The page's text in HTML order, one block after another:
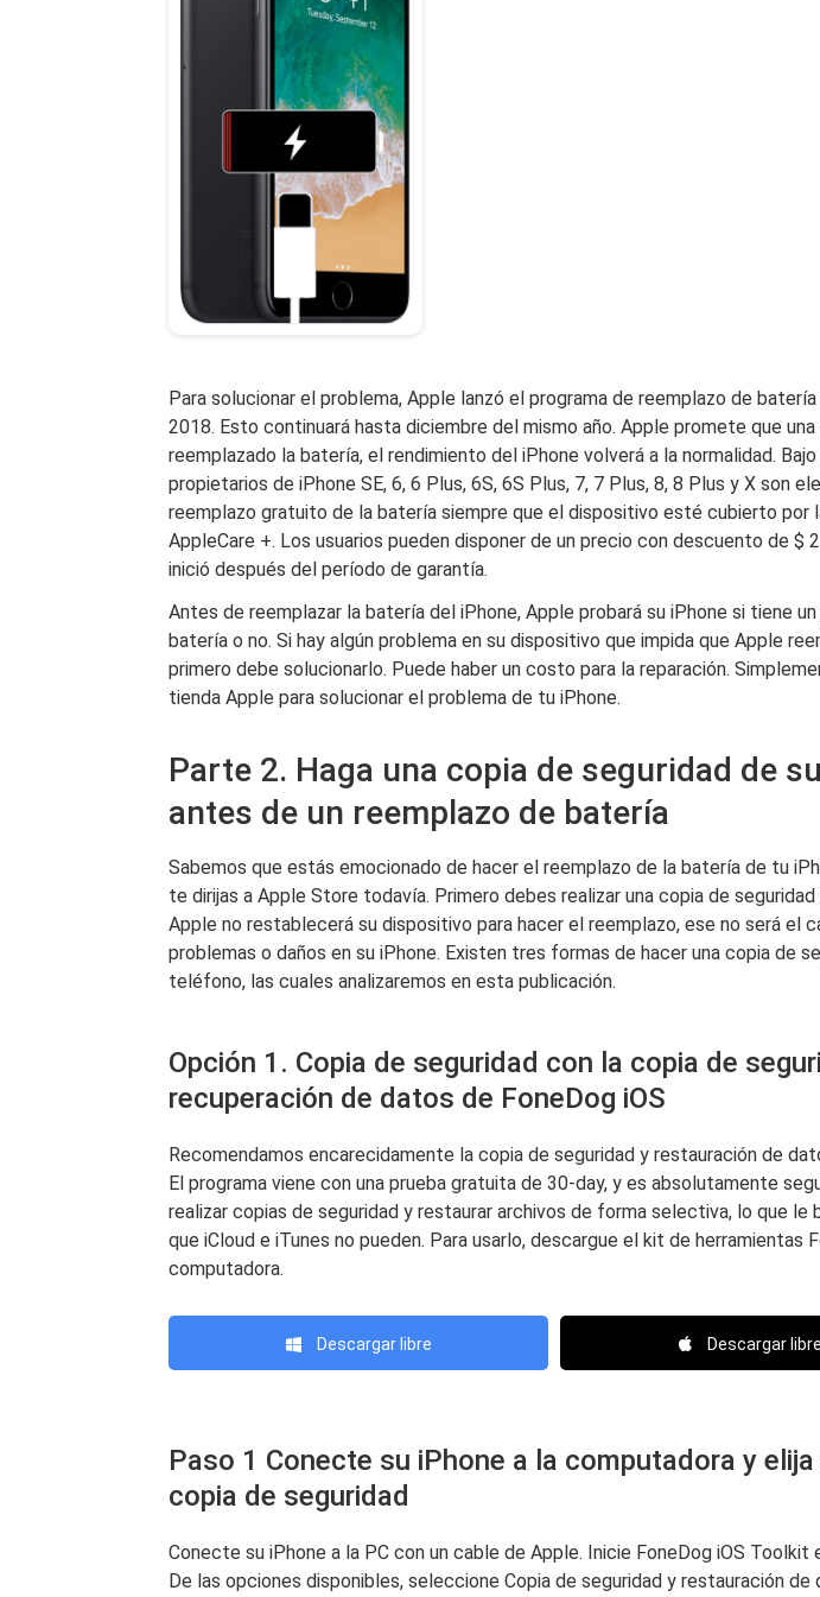
Para solucionar el problema, Apple lanzó el programa de reemplazo de
2018. Esto continuará hasta diciembre del mismo año. Apple promete que una
reemplazado la batería, el rendimiento del iPhone volverá a la normalidad.
propietarios de iPhone SE, 6, 6 Plus, 6S, 6S Plus, 7, 7 Plus, 8, 8 Plus y X son
reemplazo gratuito de la batería siempre que el dispositivo esté cubierto por
AppleCare +. Los usuarios pueden disponer de un precio con descuento de $
inició después del período de garantía.
Antes de reemplazar la batería del iPhone, Apple probará su iPhone si tiene
batería o no. Si hay algún problema en su dispositivo que impida que Apple
primero debe solucionarlo. Puede haber un costo para la reparación.
tienda Apple para solucionar el problema de tu iPhone.
Parte 2. Haga una copia de seguridad de
antes de un reemplazo de batería
Sabemos que estás emocionado de hacer el reemplazo de la batería de tu
te dirijas a Apple Store todavía. Primero debes realizar una copia de
Apple no restablecerá su dispositivo para hacer el reemplazo, ese no será el
problemas o daños en su iPhone. Existen tres formas de hacer una copia de
teléfono, las cuales analizaremos en esta publicación.
Opción 1. Copia de seguridad con la copia de
recuperación de datos de FoneDog iOS
Recomendamos encarecidamente la copia de seguridad y restauración de
El programa viene con una prueba gratuita de 30-day, y es absolutamente
realizar copias de seguridad y restaurar archivos de forma selectiva, lo que le
que iCloud e iTunes no pueden. Para usarlo, descargue el kit de herramientas
computadora.
Descargar libre Descargar libre
Paso 1 Conecte su iPhone a la computadora y
copia de seguridad
Conecte su iPhone a la PC con un cable de Apple. Inicie FoneDog iOS Toolkit
De las opciones disponibles, seleccione Copia de seguridad y restauración de